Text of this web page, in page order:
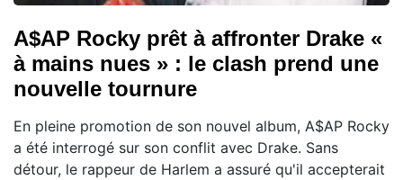
A$AP Rocky prêt à affronter Drake «
à mains nues » : le clash prend une
nouvelle tournure
En pleine promotion de son nouvel album, A$AP Rocky
a été interrogé sur son conflit avec Drake. Sans
détour, le rappeur de Harlem a assuré qu'il accepterait